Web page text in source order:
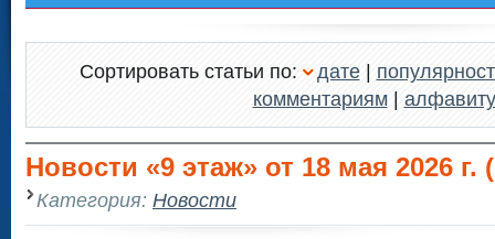
Сортировать статьи по: дате|
комментариям| алфавиту
Новости «9 этаж» от 18 мая 2026 г.
Категория: Новости